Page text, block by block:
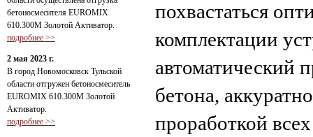
бетоносмесителя EUROMIX
610.300М Золотой Активатор.
подробнее >>
2 мая 2023 г.
В город Новомосковск Тульской
области отгружен бетоносмеситель
EUROMIX 610.300М Золотой
Активатор.
подробнее >>
похвастаться
комплектации
автоматический
бетона,
проработкой